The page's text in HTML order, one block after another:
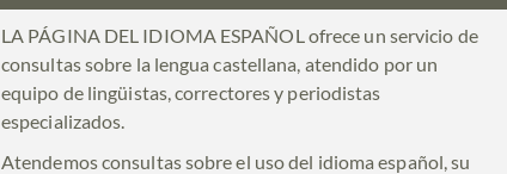
LA PÁGINA DEL IDIOMA ESPAÑOL ofrece un servicio de
consultas sobre la lengua castellana, atendido por un
equipo de lingüistas, correctores y periodistas
especializados.
Atendemos consultas sobre el uso del idioma español, su